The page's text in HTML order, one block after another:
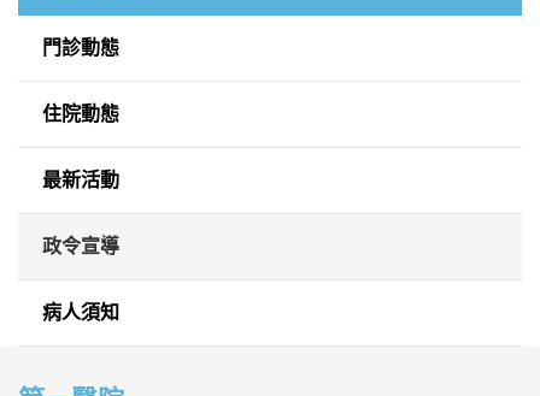
門診動態
住院動態
最新活動
政令宣導
病人須知